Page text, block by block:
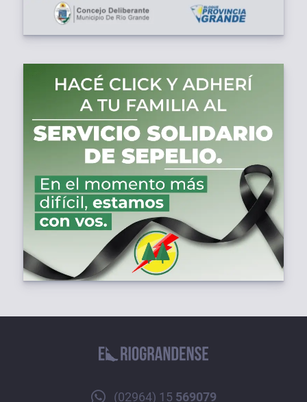
(02964) 15 569079